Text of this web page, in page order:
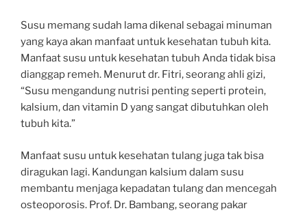
Susu memang sudah lama dikenal sebagai minuman
yang kaya akan manfaat untuk kesehatan tubuh kita.
Manfaat susu untuk kesehatan tubuh Anda tidak bisa
dianggap remeh. Menurut dr. Fitri, seorang ahli gizi,
“Susu mengandung nutrisi penting seperti protein,
kalsium, dan vitamin D yang sangat dibutuhkan oleh
tubuh kita.”
Manfaat susu untuk kesehatan tulang juga tak bisa
diragukan lagi. Kandungan kalsium dalam susu
membantu menjaga kepadatan tulang dan mencegah
osteoporosis. Prof. Dr. Bambang, seorang pakar